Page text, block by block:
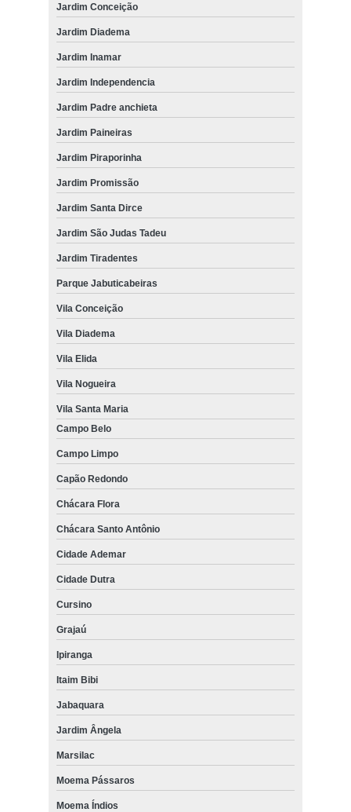
Jardim Conceição
Jardim Diadema
Jardim Inamar
Jardim Independencia
Jardim Padre anchieta
Jardim Paineiras
Jardim Piraporinha
Jardim Promissão
Jardim Santa Dirce
Jardim São Judas Tadeu
Jardim Tiradentes
Parque Jabuticabeiras
Vila Conceição
Vila Diadema
Vila Elida
Vila Nogueira
Vila Santa Maria
Campo Belo
Campo Limpo
Capão Redondo
Chácara Flora
Chácara Santo Antônio
Cidade Ademar
Cidade Dutra
Cursino
Grajaú
Ipiranga
Itaim Bibi
Jabaquara
Jardim Ângela
Marsilac
Moema Pássaros
Moema Índios